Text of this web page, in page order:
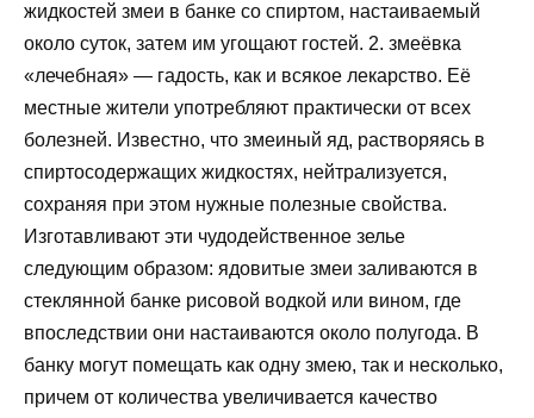
жидкостей змеи в банке со спиртом, настаиваемый
около суток, затем им угощают гостей. 2. змеёвка
«лечебная» — гадость, как и всякое лекарство. Её
местные жители употребляют практически от всех
болезней. Известно, что змеиный яд, растворяясь в
спиртосодержащих жидкостях, нейтрализуется,
сохраняя при этом нужные полезные свойства.
Изготавливают эти чудодейственное зелье
следующим образом: ядовитые змеи заливаются в
стеклянной банке рисовой водкой или вином, где
впоследствии они настаиваются около полугода. В
банку могут помещать как одну змею, так и несколько,
причем от количества увеличивается качество